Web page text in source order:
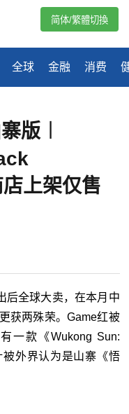
全球 金融 消费
简体/繁體切換
版︱
上架仅售
后全球大卖，在本月中
获两殊荣。Game红被
一款《Wukong Sun:
外界认为是山寨《悟